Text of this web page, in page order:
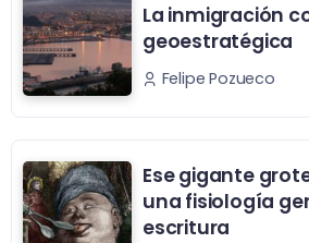
La inmigración
geoestratégica
Felipe Pozueco
Ese gigante
una fisiología
escritura